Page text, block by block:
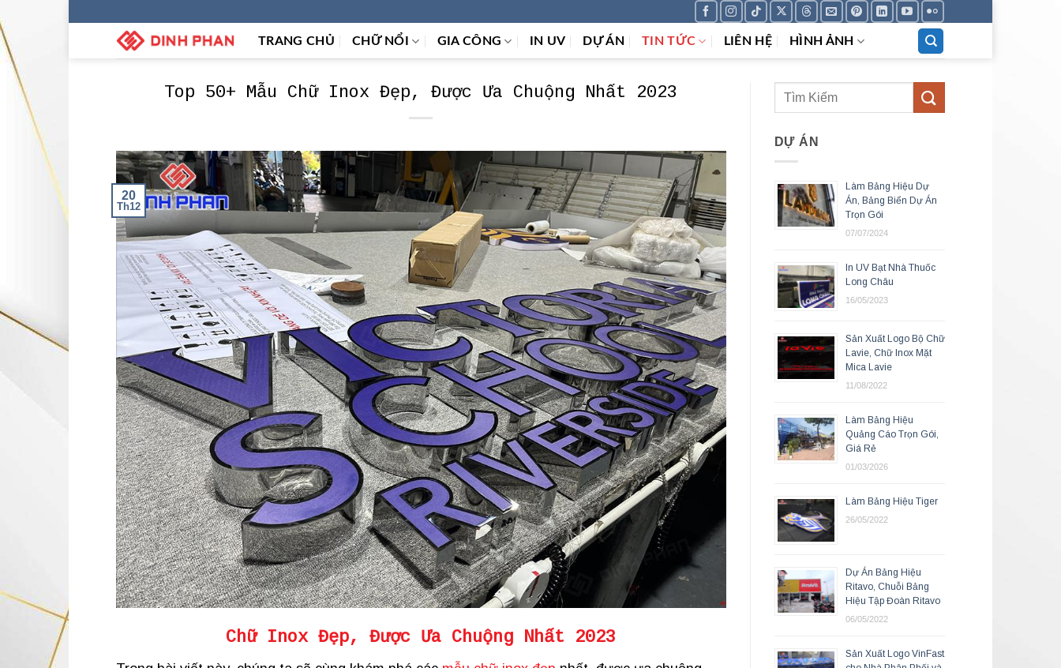
TRANG CHỦ CHỮ NỔI GIA CÔNG IN UV DỰ ÁN TIN TỨC LIÊN HỆ HÌNH ẢNH
Top 50+ Mẫu Chữ Inox Đẹp, Được Ưa Chuộng Nhất 2023
20
Th12
Chữ Inox Đẹp, Được Ưa Chuộng Nhất 2023
DỰ ÁN
Làm Bảng Hiệu Dự
Án, Bảng Biển Dự Án
Trọn Gói
07/07/2024
In UV Bạt Nhà Thuốc
Long Châu
16/05/2023
Sản Xuất Logo Bộ Chữ
Lavie, Chữ Inox Mặt
Mica Lavie
11/08/2022
Làm Bảng Hiệu
Quảng Cáo Trọn Gói,
Giá Rẻ
01/03/2026
Làm Bảng Hiệu Tiger
26/05/2022
Dự Án Bảng Hiệu
Ritavo, Chuỗi Bảng
Hiệu Tập Đoàn Ritavo
06/05/2022
Sản Xuất Logo VinFast